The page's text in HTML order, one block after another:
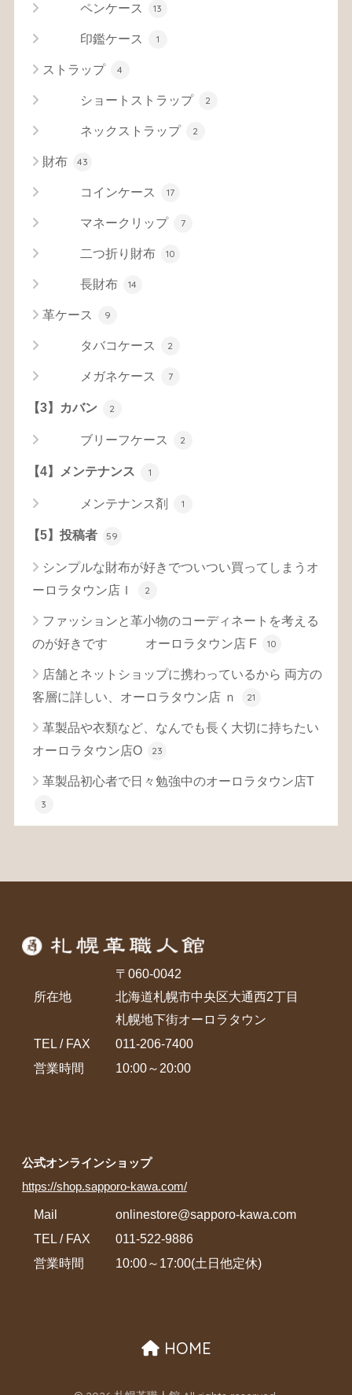
ペンケース 13
印鑑ケース 1
ストラップ 4
ショートストラップ 2
ネックストラップ 2
財布 43
コインケース 17
マネークリップ 7
二つ折り財布 10
長財布 14
革ケース 9
タバコケース 2
メガネケース 7
【3】カバン 2
ブリーフケース 2
【4】メンテナンス 1
メンテナンス剤 1
【5】投稿者 59
シンプルな財布が好きでついつい買ってしまうオ
ーロラタウン店Ｉ
2
ファッションと革小物のコーディネートを考える
のが好きです オーロラタウン店 F
10
店舗とネットショップに携わっているから 両方の
客層に詳しい、オーロラタウン店 ｎ
21
革製品や衣類など、なんでも長く大切に持ちたい
オーロラタウン店O
23
革製品初心者で日々勉強中のオーロラタウン店T
3
所在地
〒060-0042
北海道札幌市中央区大通西2丁目
札幌地下街オーロラタウン
TEL / FAX
011-206-7400
営業時間
10:00～20:00
公式オンラインショップ
https://shop.sapporo-kawa.com/
Mail
onlinestore@sapporo-kawa.com
TEL / FAX
011-522-9886
営業時間
10:00～17:00(土日他定休)
HOME